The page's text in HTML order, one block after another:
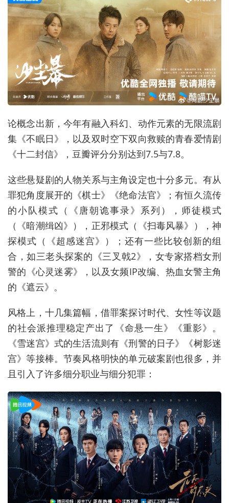
论概念出新，今年有融入科幻、动作元素的无限流剧
集《不眠日》，以及双时空下双向救赎的青春爱情剧
《十二封信》，豆瓣评分分别达到7.5与7.8。
这些悬疑剧的人物关系与主角设定也十分多元。有从
罪犯角度展开的《棋士》《绝命法官》；有恒久流传
的小队模式（《唐朝诡事录》系列），师徒模式
（《暗潮缉凶》），正邪模式（《扫毒风暴》），神
探模式（《超感迷宫》）；还有一些比较创新的组
合，如三老头探案的《三叉戟2》，女专家搭档女刑
警的《心灵迷雾》，以及女频IP改编、热血女警主角
的《遮云》。
风格上，十几集篇幅，借罪案探讨时代、女性等议题
的社会派推理稳定产出了《命悬一生》《重影》。
《雪迷宫》式的生活流则有《刑警的日子》《树影迷
宫》等接棒。节奏风格明快的单元破案剧也很多，并
且引入了许多细分职业与细分犯罪：